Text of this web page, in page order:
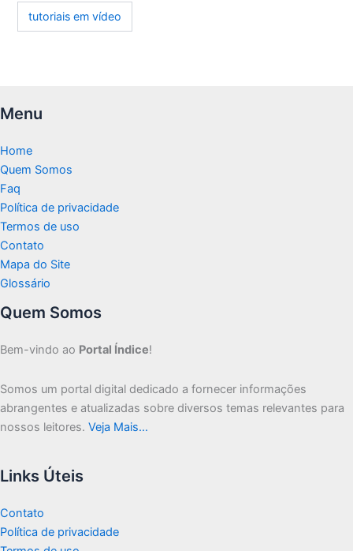
tutoriais em vídeo
Menu
Home
Quem Somos
Faq
Política de privacidade
Termos de uso
Contato
Mapa do Site
Glossário
Quem Somos
Bem-vindo ao Portal Índice!
Somos um portal digital dedicado a fornecer informações
abrangentes e atualizadas sobre diversos temas relevantes para
nossos leitores. Veja Mais…
Links Úteis
Contato
Política de privacidade